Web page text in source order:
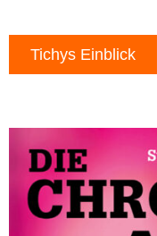
Tichys Einblick